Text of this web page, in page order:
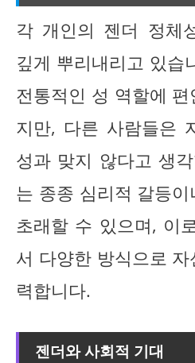
각 개인의 젠더 정체
깊게 뿌리내리고 있습
전통적인 성 역할에
지만, 다른 사람들은
성과 맞지 않다고 생
는 종종 심리적 갈등
초래할 수 있으며, 이
서 다양한 방식으로
력합니다.
젠더와 사회적 기대